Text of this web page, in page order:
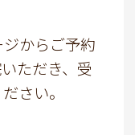
からご予約
ただき、受
さい。